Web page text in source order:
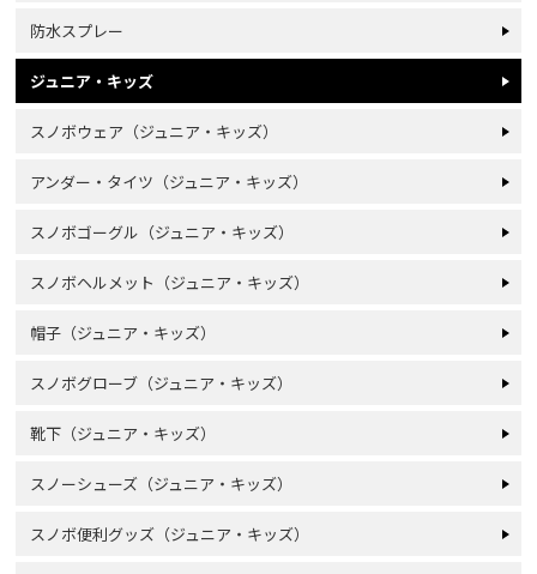
防水スプレー
ジュニア・キッズ
スノボウェア（ジュニア・キッズ）
アンダー・タイツ（ジュニア・キッズ）
スノボゴーグル（ジュニア・キッズ）
スノボヘルメット（ジュニア・キッズ）
帽子（ジュニア・キッズ）
スノボグローブ（ジュニア・キッズ）
靴下（ジュニア・キッズ）
スノーシューズ（ジュニア・キッズ）
スノボ便利グッズ（ジュニア・キッズ）